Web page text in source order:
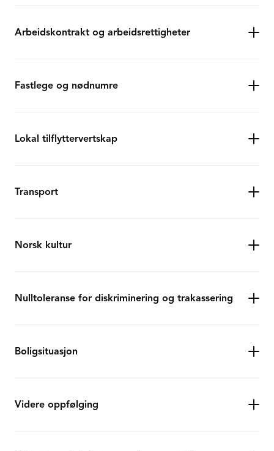
Arbeidskontrakt og arbeidsrettigheter
Fastlege og nødnumre
Lokal tilflyttervertskap
Transport
Norsk kultur
Nulltoleranse for diskriminering og trakassering
Boligsituasjon
Videre oppfølging